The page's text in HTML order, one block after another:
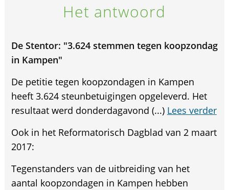
Het antwoord
De Stentor: "3.624 stemmen tegen koopzondag
in Kampen"
De petitie tegen koopzondagen in Kampen
heeft 3.624 steunbetuigingen opgeleverd. Het
resultaat werd donderdagavond (...) Lees verder
Ook in het Reformatorisch Dagblad van 2 maart
2017:
Tegenstanders van de uitbreiding van het
aantal koopzondagen in Kampen hebben